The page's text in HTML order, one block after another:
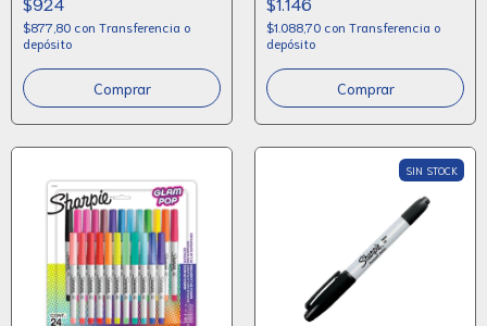
$877,80 con Transferencia o
depósito
Comprar
$1.088,70 con Transferencia o
depósito
Comprar
SIN STOCK